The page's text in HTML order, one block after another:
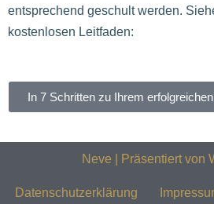
entsprechend geschult werden.
kostenlosen Leitfaden:
In 7 Schritten zu Ihrem
Neve | Präsentiert von
Datenschutzerklärung